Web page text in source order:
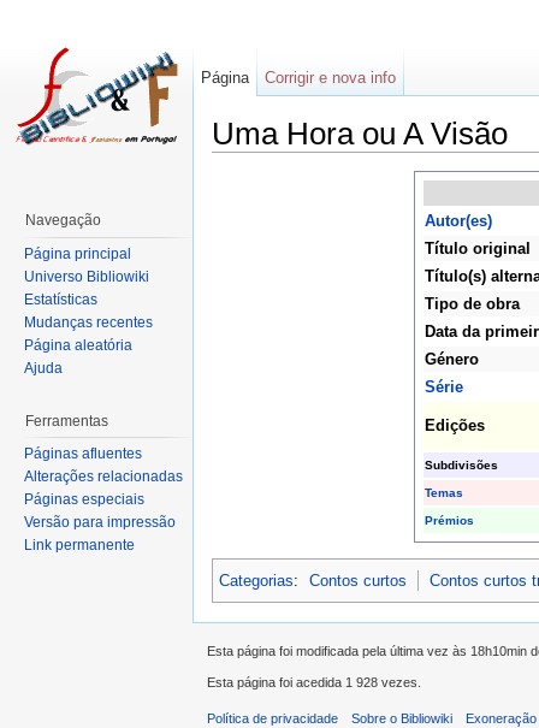
Uma Hora ou A Visão
Autor(es)
Título original
Título(s)
Tipo de obra
Data da
Género
Série
Edições
Subdivisões
Temas
Prémios
Categorias: Contos curtos Contos curtos
Página Corrigir e nova info
Navegação
Página principal
Universo Bibliowiki
Estatísticas
Mudanças recentes
Página aleatória
Ajuda
Ferramentas
Páginas afluentes
Alterações relacionadas
Páginas especiais
Versão para impressão
Link permanente
Esta página foi modificada pela última vez às 18h10min
Esta página foi acedida 1 928 vezes.
Política de privacidade Sobre o Bibliowiki